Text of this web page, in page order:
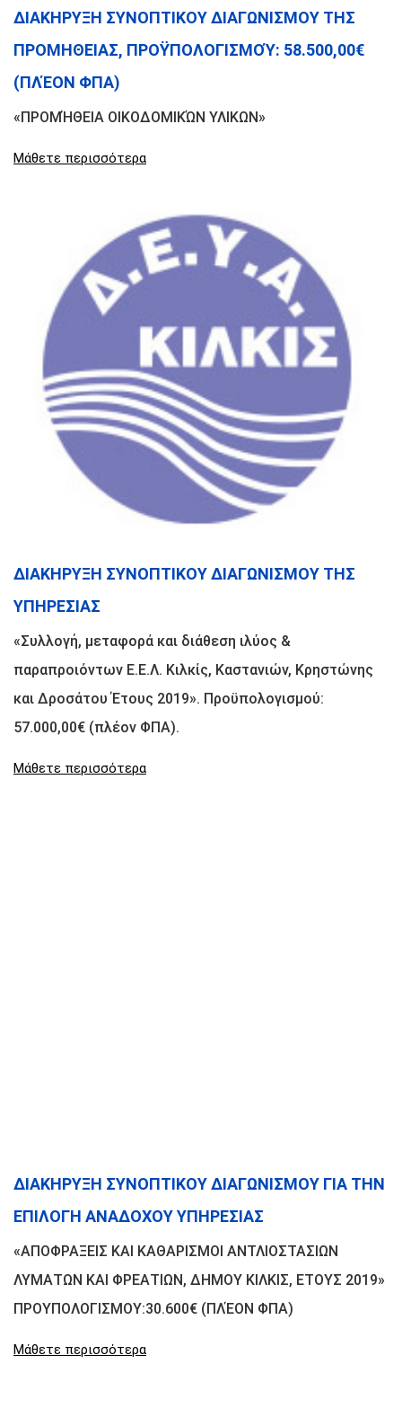
ΔΙΑΚΗΡΥΞΗ ΣΥΝΟΠΤΙΚΟΥ ΔΙΑΓΩΝΙΣΜΟΥ ΤΗΣ
ΠΡΟΜΗΘΕΙΑΣ, ΠΡΟΫΠΟΛΟΓΙΣΜΟΎ: 58.500,00€
(ΠΛΈΟΝ ΦΠΑ)
«ΠΡΟΜΉΘΕΙΑ ΟΙΚΟΔΟΜΙΚΏΝ ΥΛΙΚΩΝ»
Μάθετε περισσότερα
ΔΙΑΚΗΡΥΞΗ ΣΥΝΟΠΤΙΚΟΥ ΔΙΑΓΩΝΙΣΜΟΥ ΤΗΣ
ΥΠΗΡΕΣΙΑΣ
«Συλλογή, μεταφορά και διάθεση ιλύος &
παραπροιόντων Ε.Ε.Λ. Κιλκίς, Καστανιών, Κρηστώνης
και Δροσάτου Έτους 2019». Προϋπολογισμού:
57.000,00€ (πλέον ΦΠΑ).
Μάθετε περισσότερα
ΔΙΑΚΗΡΥΞΗ ΣΥΝΟΠΤΙΚΟΥ ΔΙΑΓΩΝΙΣΜΟΥ ΓΙΑ ΤΗΝ
ΕΠΙΛΟΓΗ ΑΝΑΔΟΧΟΥ ΥΠΗΡΕΣΙΑΣ
«ΑΠΟΦΡΑΞΕΙΣ ΚΑΙ ΚΑΘΑΡΙΣΜΟΙ ΑΝΤΛΙΟΣΤΑΣΙΩΝ
ΛΥΜΑΤΩΝ ΚΑΙ ΦΡΕΑΤΙΩΝ, ΔΗΜΟΥ ΚΙΛΚΙΣ, ΕΤΟΥΣ 2019»
ΠΡΟΥΠΟΛΟΓΙΣΜΟΥ:30.600€ (ΠΛΈΟΝ ΦΠΑ)
Μάθετε περισσότερα